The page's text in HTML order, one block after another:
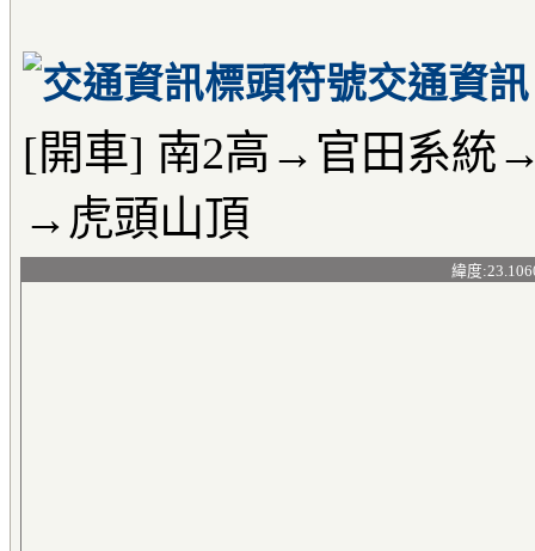
交通資訊
[開車] 南2高→官田系統
→虎頭山頂
緯度